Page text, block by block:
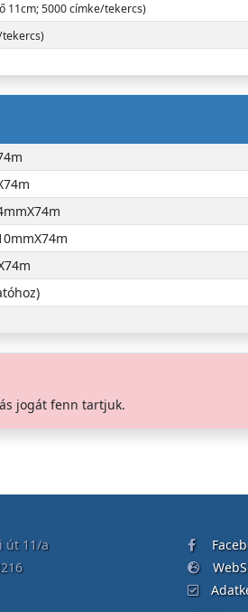
11cm; 5000 címke/tekercs)
jogát fenn tartjuk.
út 11/a